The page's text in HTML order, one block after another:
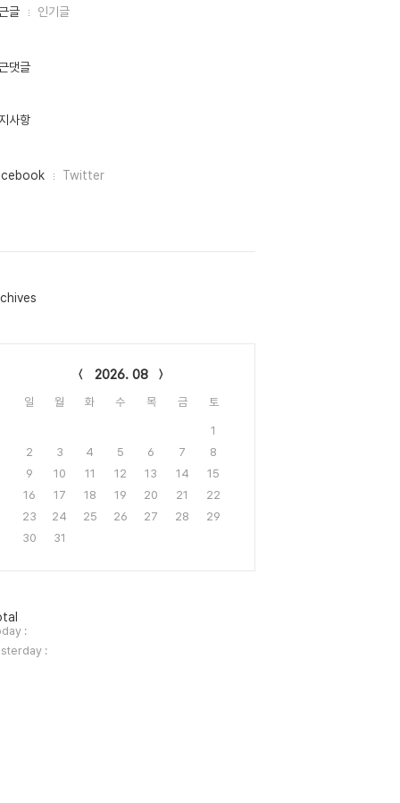
글 인기글
댓글
사항
Twitter
2026. 08
일 월 화 수 목 금 토
1
2
3 4 5 6 7
8
9
10 11 12 13 14
15
16
17 18 19 20 21
22
23
24 25 26 27 28
29
30
31
:
: